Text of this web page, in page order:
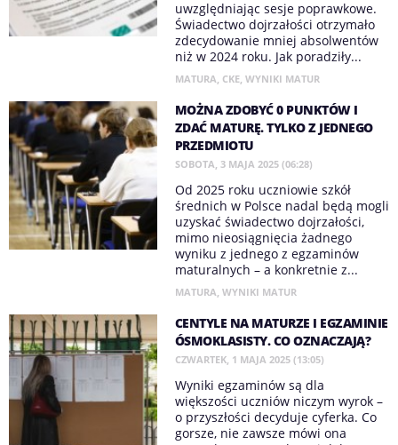
uwzględniając sesje poprawkowe.
Świadectwo dojrzałości otrzymało
zdecydowanie mniej absolwentów
niż w 2024 roku. Jak poradziły...
MATURA, CKE, WYNIKI MATUR
MOŻNA ZDOBYĆ 0 PUNKTÓW I
ZDAĆ MATURĘ. TYLKO Z JEDNEGO
PRZEDMIOTU
SOBOTA, 3 MAJA 2025 (06:28)
Od 2025 roku uczniowie szkół
średnich w Polsce nadal będą mogli
uzyskać świadectwo dojrzałości,
mimo nieosiągnięcia żadnego
wyniku z jednego z egzaminów
maturalnych – a konkretnie z...
MATURA, WYNIKI MATUR
CENTYLE NA MATURZE I EGZAMINIE
ÓSMOKLASISTY. CO OZNACZAJĄ?
CZWARTEK, 1 MAJA 2025 (13:05)
Wyniki egzaminów są dla
większości uczniów niczym wyrok –
o przyszłości decyduje cyferka. Co
gorsze, nie zawsze mówi ona